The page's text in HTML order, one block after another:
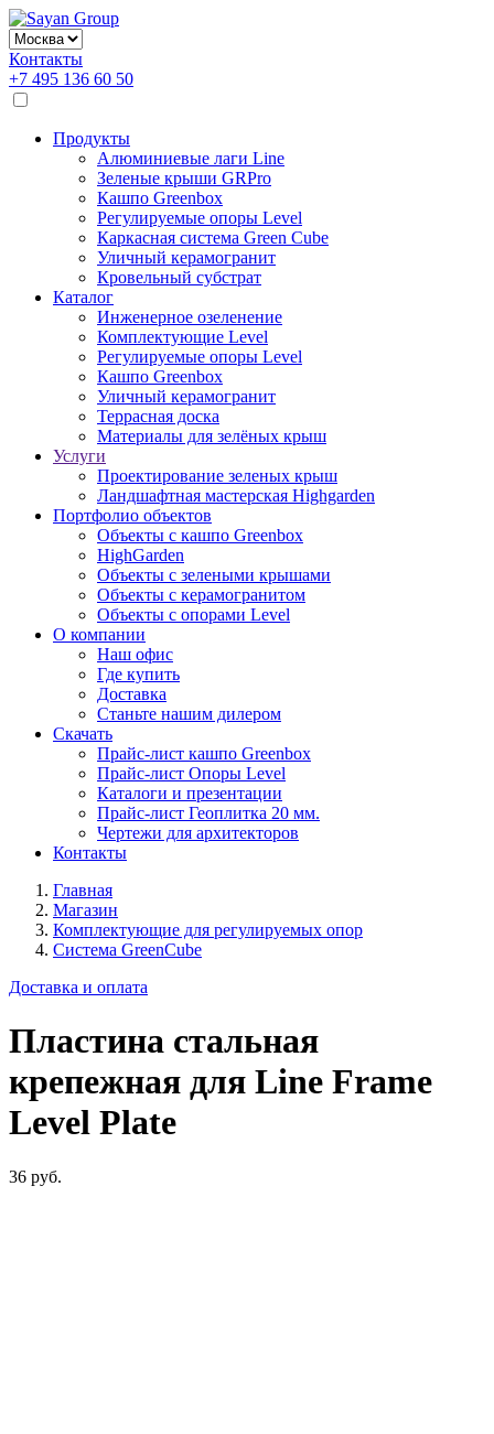
Контакты
+7 495 136 60 50
Продукты
Алюминиевые лаги Line
Зеленые крыши GRPro
Кашпо Greenbox
Регулируемые опоры Level
Каркасная система Green Cube
Уличный керамогранит
Кровельный субстрат
Каталог
Инженерное озеленение
Комплектующие Level
Регулируемые опоры Level
Кашпо Greenbox
Уличный керамогранит
Террасная доска
Материалы для зелёных крыш
Услуги
Проектирование зеленых крыш
Ландшафтная мастерская Highgarden
Портфолио объектов
Объекты с кашпо Greenbox
HighGarden
Объекты с зелеными крышами
Объекты с керамогранитом
Объекты с опорами Level
О компании
Наш офис
Где купить
Доставка
Станьте нашим дилером
Скачать
Прайс-лист кашпо Greenbox
Прайс-лист Опоры Level
Каталоги и презентации
Прайс-лист Геоплитка 20 мм.
Чертежи для архитекторов
Контакты
Главная
Магазин
Комплектующие для регулируемых опор
Система GreenCube
Доставка и оплата
Пластина стальная
крепежная для Line Frame
Level Plate
36 руб.